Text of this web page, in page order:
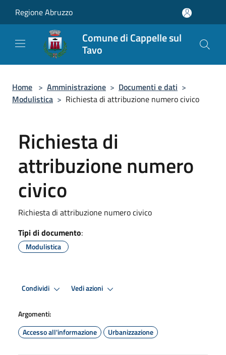
Regione Abruzzo
Comune di Cappelle sul
Tavo
Home > Amministrazione > Documenti e dati >
Modulistica > Richiesta di attribuzione numero civico
Richiesta di
attribuzione numero
civico
Richiesta di attribuzione numero civico
Tipi di documento:
Modulistica
Condividi Vedi azioni
Argomenti:
Accesso all'informazione
Urbanizzazione